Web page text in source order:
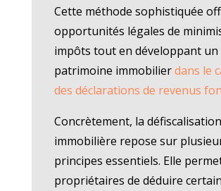
Cette méthode sophistiquée
opportunités légales de
impôts tout en développant un
patrimoine immobilierdans le
des déclarations de revenus
Concrètement, la défiscalisation
immobilière repose sur
principes essentiels. Elle
propriétaires de déduire